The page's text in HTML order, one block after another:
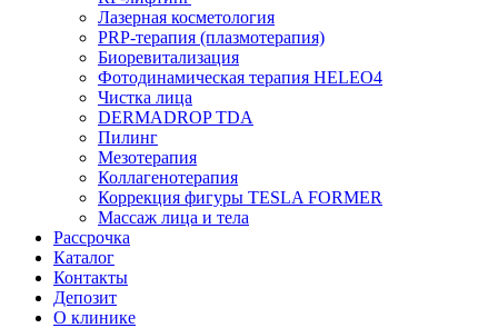
Лазерная косметология
PRP-терапия (плазмотерапия)
Биоревитализация
Фотодинамическая терапия HELEO4
Чистка лица
DERMADROP TDA
Пилинг
Мезотерапия
Коллагенотерапия
Коррекция фигуры TESLA FORMER
Массаж лица и тела
Рассрочка
Каталог
Контакты
Депозит
О клинике